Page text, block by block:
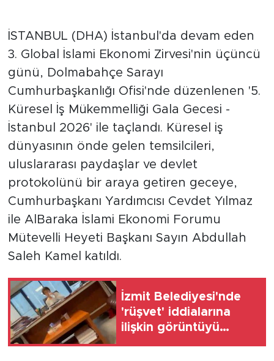
İSTANBUL (DHA) İstanbul'da devam eden
3. Global İslami Ekonomi Zirvesi'nin üçüncü
günü, Dolmabahçe Sarayı
Cumhurbaşkanlığı Ofisi'nde düzenlenen '5.
Küresel İş Mükemmelliği Gala Gecesi -
İstanbul 2026' ile taçlandı. Küresel iş
dünyasının önde gelen temsilcileri,
uluslararası paydaşlar ve devlet
protokolünü bir araya getiren geceye,
Cumhurbaşkanı Yardımcısı Cevdet Yılmaz
ile AlBaraka İslami Ekonomi Forumu
Mütevelli Heyeti Başkanı Sayın Abdullah
Saleh Kamel katıldı.
İzmit Belediyesi'nde
'rüşvet' iddialarına
ilişkin görüntüyü